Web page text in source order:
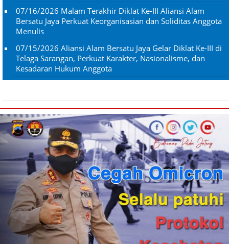
07/16/2026 Malam Terakhir Diklat Ke-III Aliansi Alam
Bersatu Jaya Perkuat Keorganisasian dan Soliditas Anggota
Menulis
07/15/2026 Aliansi Alam Bersatu Jaya Gelar Diklat Ke-III di
Telaga Sarangan, Perkuat Karakter, Nasionalisme, dan
Kesadaran Hukum Anggota